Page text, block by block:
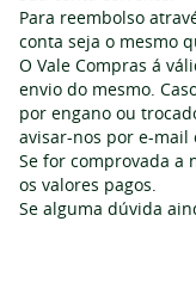
Para reembolso
conta seja o mesmo
O Vale Compras á
envio do mesmo.
por engano ou
avisar-nos por e-mail
Se for comprovada a
os valores pagos.
Se alguma dúvida